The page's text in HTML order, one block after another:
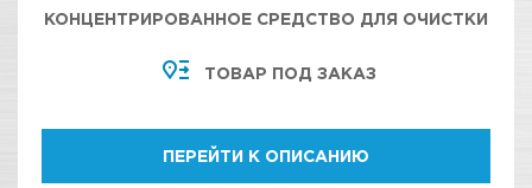
КОНЦЕНТРИРОВАННОЕ СРЕДСТВО ДЛЯ ОЧИСТКИ
ДВИГАТЕЛЯ
ТОВАР ПОД ЗАКАЗ
ПЕРЕЙТИ К ОПИСАНИЮ